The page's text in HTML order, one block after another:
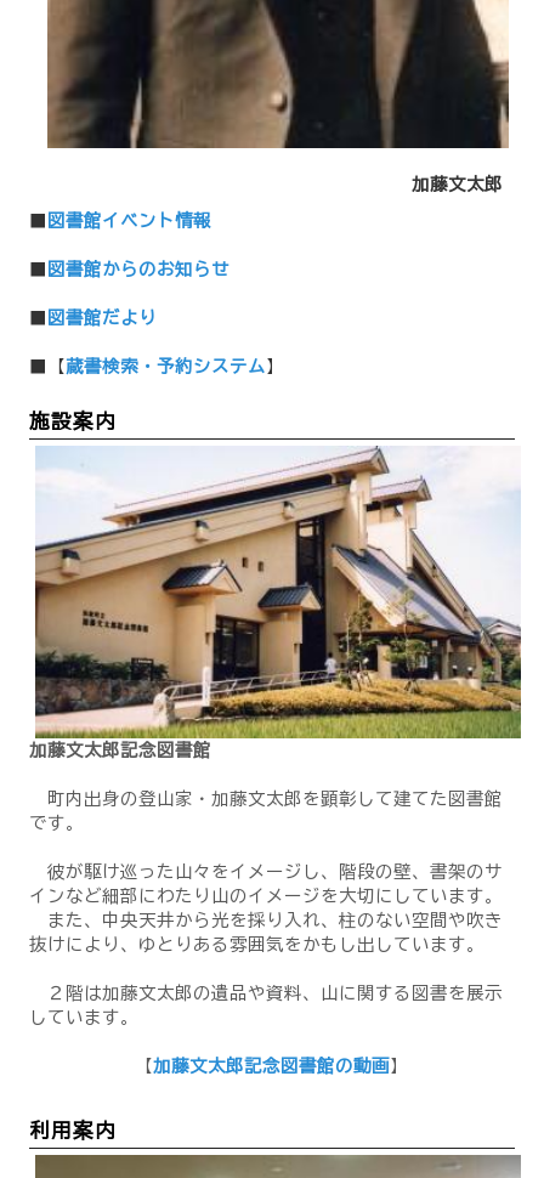
加藤文太郎
図書館イベント情報
図書館からのお知らせ
図書館だより
■【蔵書検索・予約システム 】
施設案内
加藤文太郎記念図書館
町内出身の登山家・加藤文太郎を顕彰して建てた図書館
です。
彼が駆け巡った山々をイメージし、階段の壁、書架のサ
インなど細部にわたり山のイメージを大切にしています。
また、中央天井から光を採り入れ、柱のない空間や吹き
抜けにより、ゆとりある雰囲気をかもし出しています。
２階は加藤文太郎の遺品や資料、山に関する図書を展示
しています。
【加藤文太郎記念図書館の動画 】
利用案内